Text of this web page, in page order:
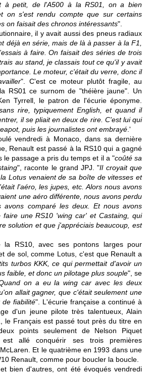
à petit, de l'A500 à la RS01, on a bien
on s'est rendu compte que sur certains
on faisait des chronos intéressants".
il y avait aussi des pneus radiaux
déjà en série, mais de là à passer à la F1,
à faire. On faisait des séries de trois
au stand, je classais tout ce qu'il y avait
Le moteur, c'était du verre, donc il
". C'est ce moteur plutôt fragile, au
RS01 ce surnom de "théière jaune". Un
Tyrrell, le patron de l'écurie éponyme.
rire, typiquement English, et quand il
il se pliait en deux de rire. C'est lui qui
puis les journalistes ont embrayé .'
vendredi à Monaco, dans sa dernière
Renault est passé à la RS10 qui a gagné
le passage a pris du temps et il a "coûté sa
", raconte le grand JPJ. "Il croyait que
Lotus venaient de sa boîte de vitesses et
l'aéro, les jupes, etc. Alors nous avons
une aéro différente, nous avons perdu
avons comparé les deux. Et nous avons
faire une RS10 'wing car' et Castaing, qui
solution et que j'appréciais beaucoup, est
la RS10, avec ses pontons larges pour
de sol, comme Lotus, c'est que Renault a
turbos KKK, ce qui permettait d'avoir un
faible, et donc un pilotage plus souple", se
on a eu la wing car avec les deux
allait gagner, que c'était seulement une
de fiabilité". L'écurie française a continué à
d'un jeune pilote très talentueux, Alain
le Français est passé tout près du titre en
points seulement de Nelson Piquet
allé conquérir ses trois premières
Et le quatrième en 1993 dans une
Renault, comme pour boucler la boucle.
bien d'autres, ont été évoqués vendredi